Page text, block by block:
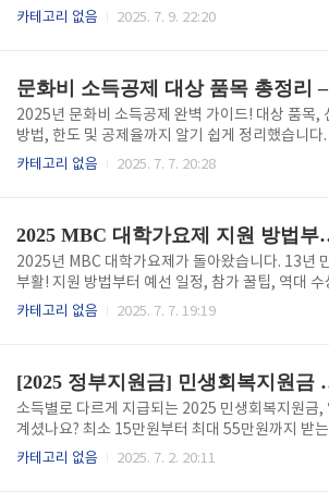
보세요. 홍천찰옥수수축제 정보 확인하기👆 홍천찰
인 지역축제입니다. 2025년 축제는 7월 25일부터
일까지 3일간, 홍천종합운동장 주차장 일원에서
집니다. 축제 위치 및 오시는 길📍 축제 장소주소: 강
특별자치도 홍천군 홍천읍 태학여내길 27 (홍천종
동장 주차장)홍천읍 중심부에 위치하여 접근성이
도로 홍천IC → 홍천 ..
카테고리 없음 2025. 7. 9. 22:20
2025년 문화비 소득공제 완벽 가이드! 대상 품목,
방법, 한도 및 공제율까지 알기 쉽게 정리했습니다
말정산 혜택을 놓치지 마세요. 홈택스에서 문화비
있다면 어떨까요? 2025년 문화비 소득공제는 공제
상 품목이 확대되고, 공제율도 일부 상향되면서 더
근로자들이 혜택을 누릴 수 있게 되었습니다. 문화
득공제란?문화비 소득공제는 총급여 7,000만 원 이
근로자가 문화활동에 사용한 금액을 연말정산 시 공
합..
카테고리 없음 2025. 7. 7. 20:28
2025 MBC 대학가요제
2025년 MBC 대학가요제가 돌아왔습니다. 13년
부활! 지원 방법부터 예선 일정, 참가 꿀팁, 역대 수
까지 완벽하게 정리했습니다. 참여하고 싶다면 지금
왔습니다. 1977년 시작 이후 유재하, 신해철, 김동
수많은 뮤지션의 시작이 되었던 이 대회는, 단순한
경연이 아닌 시대의 흐름을 이끌었던 상징적인 무대
습니다. 1. 왜 대학가요제가 다시 주목받는가?지난
년 간 한국 음악은 아이돌 중심의 상업적 흐름으로
카테고리 없음 2025. 7. 7. 19:19
[2025 정부지원금] 민
소득별로 다르게 지급되는 2025 민생회복지원금,
계셨나요? 최소 15만원부터 최대 55만원까지 받는
지금 바로 확인하세요! 민생회복지원금 신청하러
카테고리 없음 2025. 7. 2. 20:11